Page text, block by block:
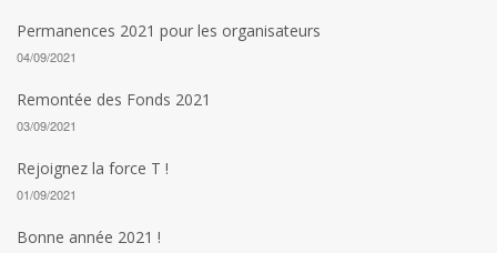
Permanences 2021 pour les organisateurs
04/09/2021
Remontée des Fonds 2021
03/09/2021
Rejoignez la force T !
01/09/2021
Bonne année 2021 !